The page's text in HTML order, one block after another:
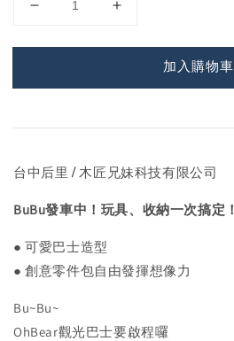
加入購物車
台中后里 / 木匠兄妹科技有限公司
BuBu發車中！玩具、收納一次搞定！
● 可愛巴士造型
● 創意零件包自由發揮想像力
Bu~Bu~
OhBear觀光巴士要啟程囉